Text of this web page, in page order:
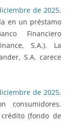
de 2025.
en un préstamo
Financiero
S.A.). La
S.A. carece
de 2025.
consumidores.
(fondo de